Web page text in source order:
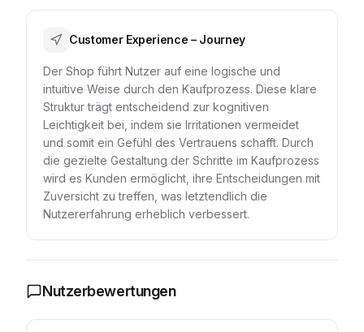
Customer Experience – Journey
Der Shop führt Nutzer auf eine logische und
intuitive Weise durch den Kaufprozess. Diese klare
Struktur trägt entscheidend zur kognitiven
Leichtigkeit bei, indem sie Irritationen vermeidet
und somit ein Gefühl des Vertrauens schafft. Durch
die gezielte Gestaltung der Schritte im Kaufprozess
wird es Kunden ermöglicht, ihre Entscheidungen mit
Zuversicht zu treffen, was letztendlich die
Nutzererfahrung erheblich verbessert.
Nutzerbewertungen